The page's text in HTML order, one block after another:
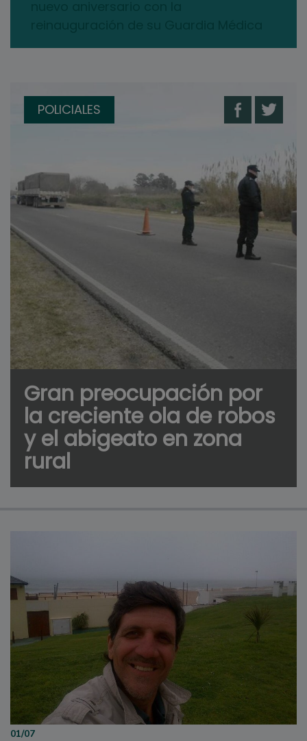
POLICIALES
Gran preocupación por
la creciente ola de robos
y el abigeato en zona
rural
01/07